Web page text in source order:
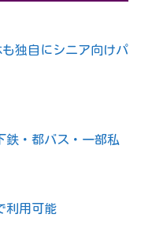
独自にシニア向けパ
・都バス・一部私
用可能